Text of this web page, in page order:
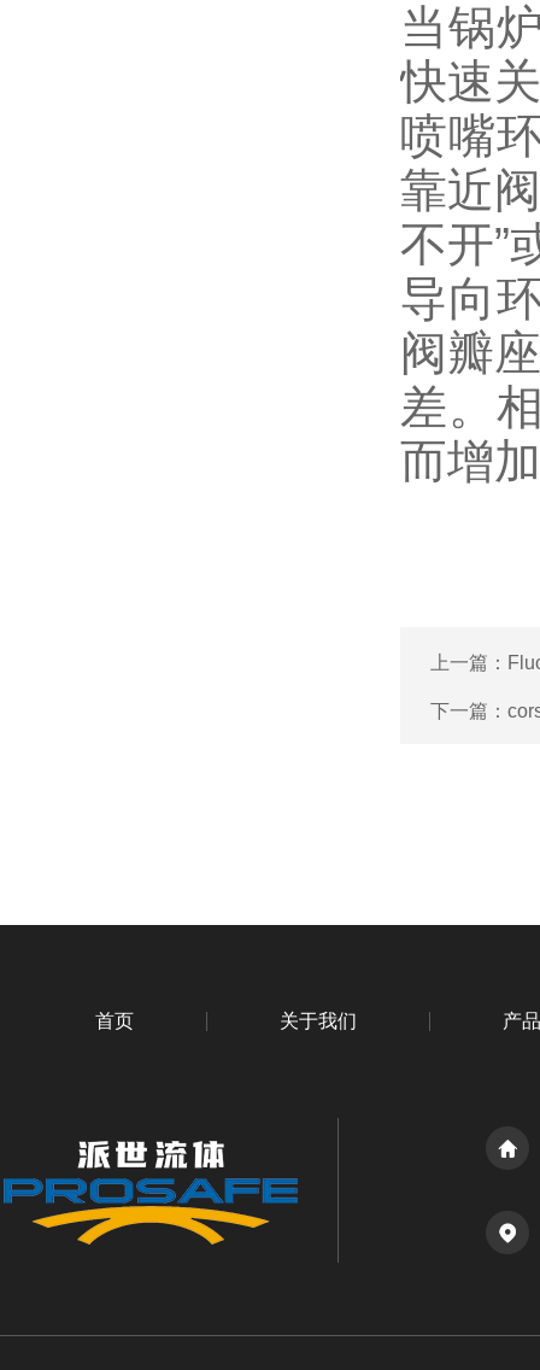
当锅
快速
喷嘴
靠近
不开”
导向
阀瓣
差。
而增
上一篇：
下一篇：
首页 关于我们 产